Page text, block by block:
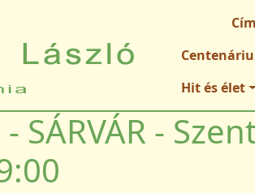
Fő navigáció
Hit és élet
SÁRVÁR -